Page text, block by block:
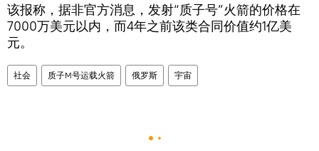
该报称，据非官方消息，发射“质子号”火箭的价格在
7000万美元以内，而4年之前该类合同价值约1亿美
元。
社会 质子M号运载火箭 俄罗斯 宇宙